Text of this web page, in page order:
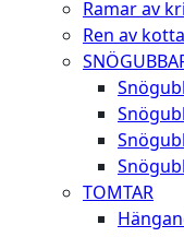
Ramar av
Ren av
TOMTAR